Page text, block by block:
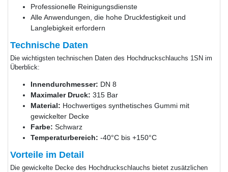
Professionelle Reinigungsdienste
Alle Anwendungen, die hohe Druckfestigkeit und
Langlebigkeit erfordern
Technische Daten
Die wichtigsten technischen Daten des Hochdruckschlauchs 1SN im
Überblick:
Innendurchmesser: DN 8
Maximaler Druck: 315 Bar
Material: Hochwertiges synthetisches Gummi mit
gewickelter Decke
Farbe: Schwarz
Temperaturbereich: -40°C bis +150°C
Vorteile im Detail
Die gewickelte Decke des Hochdruckschlauchs bietet zusätzlichen